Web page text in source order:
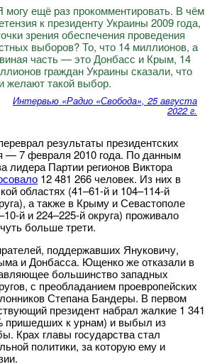
могу ещё раз прокомментировать. В чём
к президенту Украины 2009 года,
зрения обеспечения проведения
выборов? То, что 14 миллионов, а
часть — это Донбасс и Крым, 14
граждан Украины сказали, что
желают такой выбор.
Интервью «Радио «Свобода», 25 августа
2022 г.
результаты президентских
— 7 февраля 2010 года. По данным
лидера Партии регионов Виктора
12 481 266 человек. Из них в
областях (41–61-й и 104–114-й
а также в Крыму и Севастополе
й и 224–225-й округа) проживало
больше трети.
поддержавших Януковичу,
и Донбасса. Ющенко же отказали в
большинство западных
с преобладанием проевропейских
Степана Бандеры. В первом
президент набрал жалкие 1 341
пришедших к урнам) и выбыл из
Крах главы государства стал
политики, за которую ему и